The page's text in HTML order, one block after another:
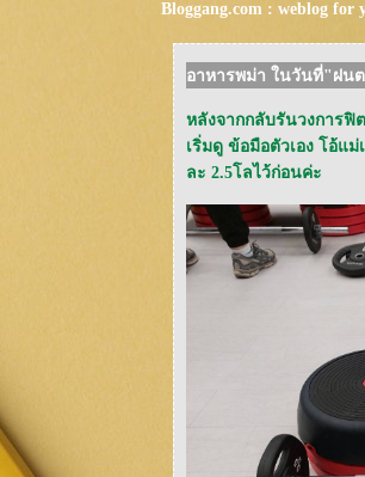
Bloggang.com : weblog for
อาหารพม่า ในวันที่"ฝน
หลังจากกลับรันวงการฟิ
เริ่มดู ข้อมือตัวเอง โอ้แ
ละ 2.5โลไว้ก่อนค่ะ